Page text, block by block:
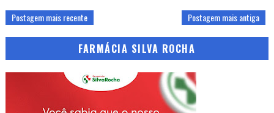
Postagem mais recente Postagem mais antiga
FARMÁCIA SILVA ROCHA